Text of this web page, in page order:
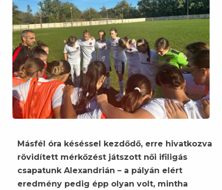
Másfél óra késéssel kezdődő, erre hivatkozva
rövidített mérkőzést játszott női ifiligás
csapatunk Alexandrián – a pályán elért
eredmény pedig épp olyan volt, mintha